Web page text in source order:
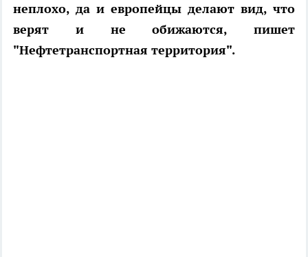
неплохо, да и европейцы делают вид, что
верят и не обижаются, пишет
"Нефтетранспортная территория".